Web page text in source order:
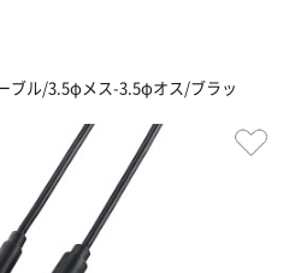
ブル/3.5φメス-3.5φオス/ブラッ